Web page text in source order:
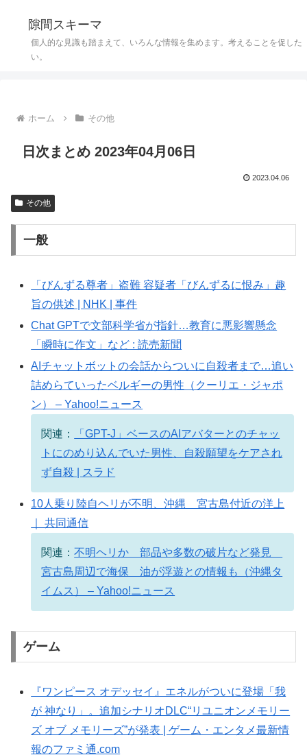
隙間スキーマ
個人的な見識も踏まえて、いろんな情報を集めます。考えることを促した
い。
ホーム その他
日次まとめ 2023年04月06日
2023.04.06
その他
一般
「びんずる尊者」盗難 容疑者「びんずるに恨み」趣
旨の供述 | NHK | 事件
Chat GPTで文部科学省が指針…教育に悪影響懸念
「瞬時に作文」など : 読売新聞
AIチャットボットの会話からついに自殺者まで…追い
詰めらていったベルギーの男性（クーリエ・ジャポ
ン） – Yahoo!ニュース
関連：
「GPT-J」ベースのAIアバターとのチャッ
トにのめり込んでいた男性、自殺願望をケアされ
ず自殺 | スラド
10人乗り陸自ヘリが不明、沖縄 宮古島付近の洋上
｜ 共同通信
関連：不明ヘリか 部品や多数の破片など発見
宮古島周辺で海保 油が浮遊との情報も（沖縄タ
イムス） – Yahoo!ニュース
ゲーム
『ワンピース オデッセイ』エネルがついに登場「我
が 神なり」。追加シナリオDLC“リユニオンメモリー
ズ オブ メモリーズ”が発表 | ゲーム・エンタメ最新情
報のファミ通.com